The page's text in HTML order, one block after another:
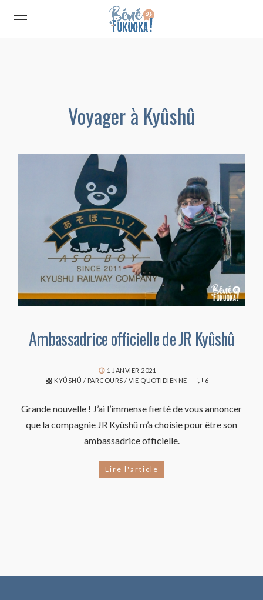
Voyager à Kyûshû
Ambassadrice officielle de JR Kyûshû
1 JANVIER 2021
KYÛSHÛ / PARCOURS /VIE QUOTIDIENNE 6
Grande nouvelle ! J’ai l’immense fierté de vous annoncer
que la compagnie JR Kyûshû m’a choisie pour être son
ambassadrice officielle.
Lire l'article